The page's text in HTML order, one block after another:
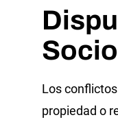
Los
propiedad o